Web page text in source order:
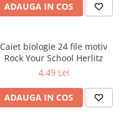
ADAUGA IN COS
Caiet biologie 24 file motiv
Rock Your School Herlitz
4,49 Lei
ADAUGA IN COS